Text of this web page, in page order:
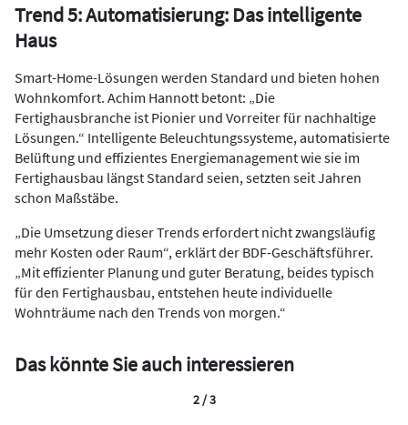
Trend 5: Automatisierung: Das intelligente
Haus
Smart-Home-Lösungen werden Standard und bieten hohen
Wohnkomfort. Achim Hannott betont: „Die
Fertighausbranche ist Pionier und Vorreiter für nachhaltige
Lösungen.“ Intelligente Beleuchtungssysteme, automatisierte
Belüftung und effizientes Energiemanagement wie sie im
Fertighausbau längst Standard seien, setzten seit Jahren
schon Maßstäbe.
„Die Umsetzung dieser Trends erfordert nicht zwangsläufig
mehr Kosten oder Raum“, erklärt der BDF-Geschäftsführer.
„Mit effizienter Planung und guter Beratung, beides typisch
für den Fertighausbau, entstehen heute individuelle
Wohnträume nach den Trends von morgen.“
Das könnte Sie auch interessieren
2 / 3